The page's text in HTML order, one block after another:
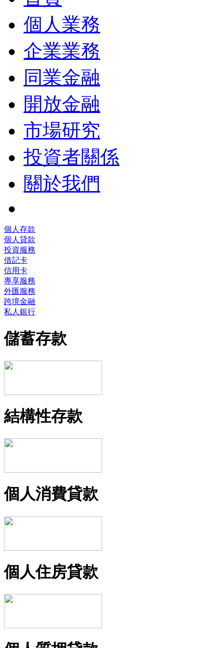
個人業務
企業業務
同業金融
開放金融
市場研究
投資者關係
關於我們
個人存款
個人貸款
投資服務
借記卡
信用卡
專享服務
外匯服務
跨境金融
私人銀行
儲蓄存款
結構性存款
個人消費貸款
個人住房貸款